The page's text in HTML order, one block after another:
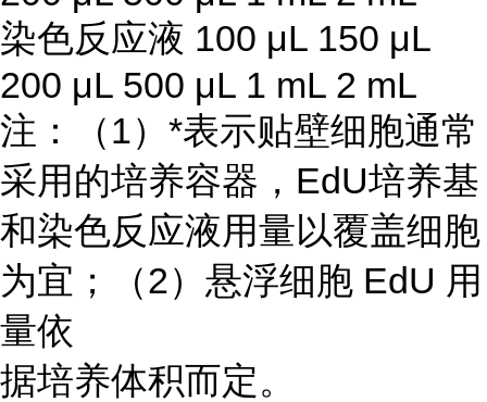
染色反应液 100 μL 150 μL
200 μL 500 μL 1 mL 2 mL
注：（1）*表示贴壁细胞通常
采用的培养容器，EdU培养基
和染色反应液用量以覆盖细胞
为宜；（2）悬浮细胞 EdU 用
量依
据培养体积而定。